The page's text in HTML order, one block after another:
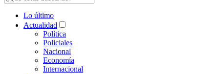
Lo último
Actualidad
Política
Policiales
Nacional
Economía
Internacional